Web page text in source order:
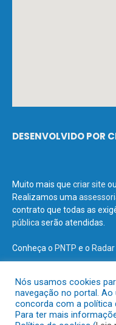
DESENVOLVIDO POR
Muito mais que criar site ou
Realizamos uma
contrato que todas as
pública serão atendidas.
Conheça o PNTP e o
Todos os direitos
Nós usamos cookies
navegação no portal.
concorda com a política
Para ter mais